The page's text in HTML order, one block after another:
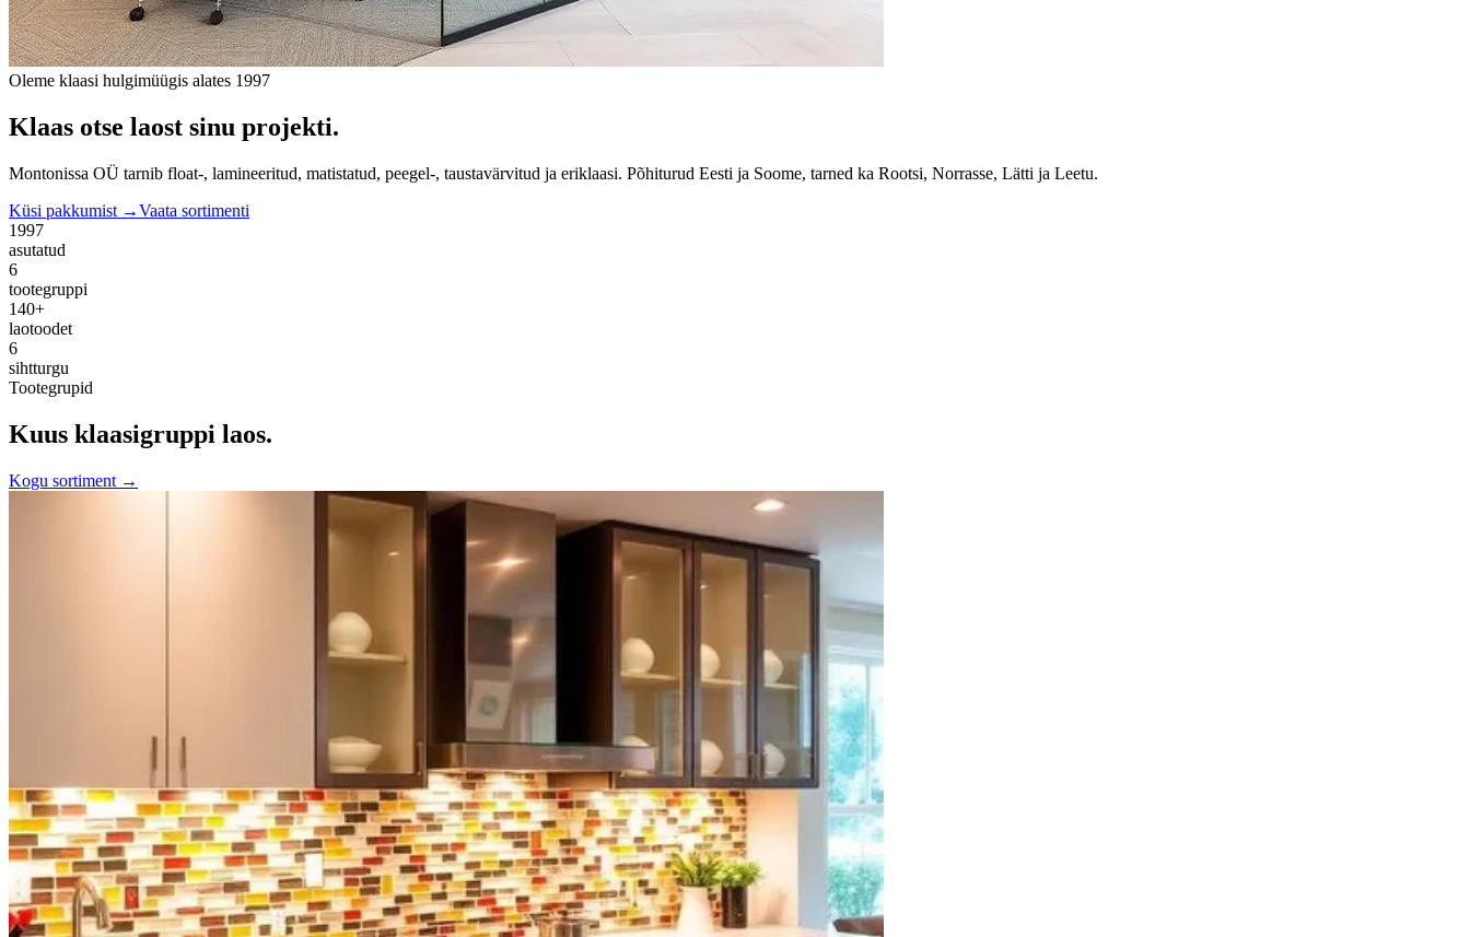
Oleme klaasi hulgimüügis alates 1997
Klaas otse laost sinu projekti.
Montonissa OÜ tarnib float-, lamineeritud, matistatud, peegel-, taustavärvitud ja eriklaasi. Põhiturud Eesti ja Soome, tarned ka Rootsi, Norrasse, Lätti ja Leetu.
Küsi pakkumist →Vaata sortimenti
1997
asutatud
6
tootegruppi
140+
laotoodet
6
sihtturgu
Tootegrupid
Kuus klaasigruppi laos.
Kogu sortiment →